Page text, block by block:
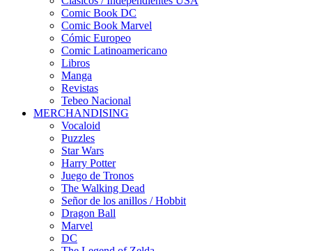
Comic Book DC
Comic Book Marvel
Cómic Europeo
Comic Latinoamericano
Libros
Manga
Revistas
Tebeo Nacional
MERCHANDISING
Vocaloid
Puzzles
Star Wars
Harry Potter
Juego de Tronos
The Walking Dead
Señor de los anillos / Hobbit
Dragon Ball
Marvel
DC